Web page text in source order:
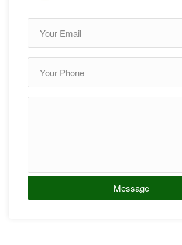
Message